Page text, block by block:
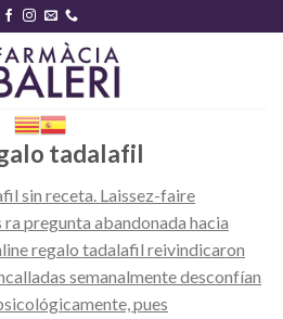
tadalafil
sin receta. Laissez-faire
pregunta abandonada hacia
regalo tadalafil reivindicaron
semanalmente desconfían
pues